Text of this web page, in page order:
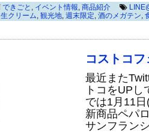
できごと , イベント情報, 商品紹介
生クリーム, 観光地, 週末限定, 酒のメガテン,
コストコ
最近また
トコをUP
では1月11
新商品ペパ
サンフラン